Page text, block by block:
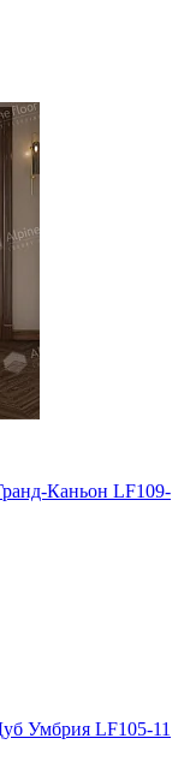
Каньон LF109-